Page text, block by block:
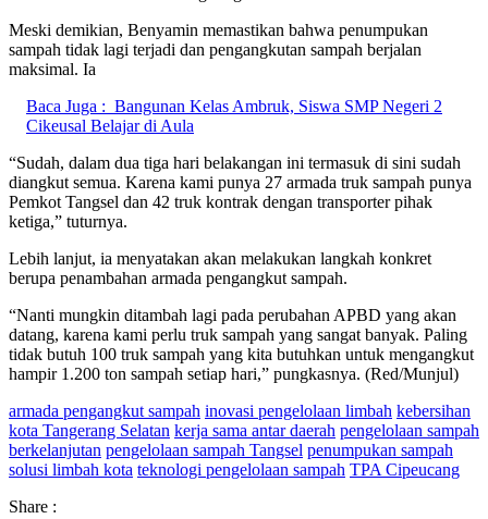
Meski demikian, Benyamin memastikan bahwa penumpukan
sampah tidak lagi terjadi dan pengangkutan sampah berjalan
maksimal. Ia
Baca Juga : Bangunan Kelas Ambruk, Siswa SMP Negeri 2
Cikeusal Belajar di Aula
“Sudah, dalam dua tiga hari belakangan ini termasuk di sini sudah
diangkut semua. Karena kami punya 27 armada truk sampah punya
Pemkot Tangsel dan 42 truk kontrak dengan transporter pihak
ketiga,” tuturnya.
Lebih lanjut, ia menyatakan akan melakukan langkah konkret
berupa penambahan armada pengangkut sampah.
“Nanti mungkin ditambah lagi pada perubahan APBD yang akan
datang, karena kami perlu truk sampah yang sangat banyak. Paling
tidak butuh 100 truk sampah yang kita butuhkan untuk mengangkut
hampir 1.200 ton sampah setiap hari,” pungkasnya. (Red/Munjul)
armada pengangkut sampah inovasi pengelolaan limbah kebersihan
kota Tangerang Selatan kerja sama antar daerah pengelolaan sampah
berkelanjutan pengelolaan sampah Tangsel penumpukan sampah
solusi limbah kota teknologi pengelolaan sampah TPA Cipeucang
Share :